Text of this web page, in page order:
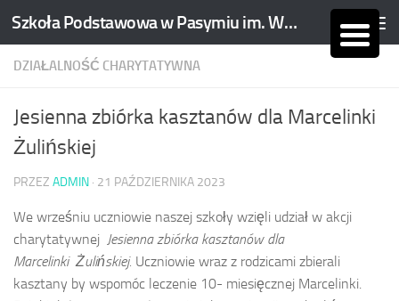
Skip to content Szkoła Podstawowa w Pasymiu im. Wojciecha Kętrzyńskiego
DZIAŁALNOŚĆ CHARYTATYWNA
Jesienna zbiórka kasztanów dla Marcelinki
Żulińskiej
PRZEZ ADMIN · 21 PAŹDZIERNIKA 2023
We wrześniu uczniowie naszej szkoły wzięli udział w akcji
charytatywnej Jesienna zbiórka kasztanów dla
Marcelinki Żulińskiej. Uczniowie wraz z rodzicami zbierali
kasztany by wspomóc leczenie 10- miesięcznej Marcelinki.